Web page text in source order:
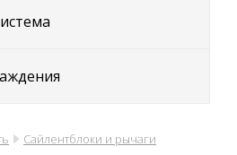
Сайлентблоки и рычаги